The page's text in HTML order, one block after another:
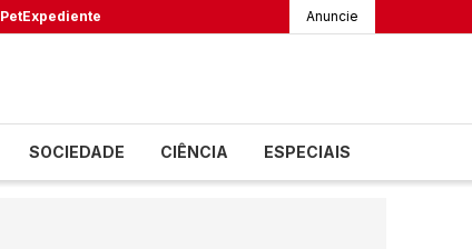
PetExpediente Anuncie
SOCIEDADE CIÊNCIA ESPECIAIS